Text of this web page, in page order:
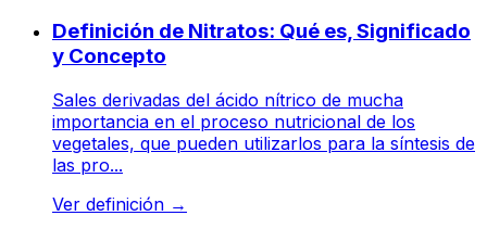
Definición de Nitratos: Qué es, Significado
y Concepto
Sales derivadas del ácido nítrico de mucha
importancia en el proceso nutricional de los
vegetales, que pueden utilizarlos para la síntesis de
las pro...
Ver definición →